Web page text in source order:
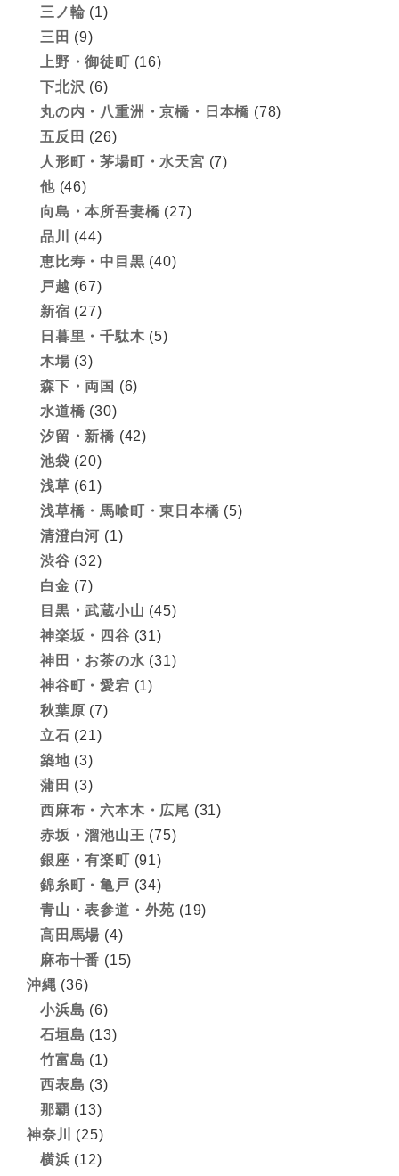
三ノ輪 (1)
三田 (9)
上野・御徒町 (16)
下北沢 (6)
丸の内・八重洲・京橋・日本橋 (78)
五反田 (26)
人形町・茅場町・水天宮 (7)
他(46)
向島・本所吾妻橋 (27)
品川
(44)
恵比寿・中目黒 (40)
戸越 (67)
新宿 (27)
日暮里・千駄木 (5)
木場 (3)
森下・両国 (6)
水道橋 (30)
汐留・新橋 (42)
池袋 (20)
浅草 (61)
浅草橋・馬喰町・東日本橋 (5)
清澄白河 (1)
渋谷 (32)
白金 (7)
目黒・武蔵小山 (45)
神楽坂・四谷 (31)
神田・お茶の水 (31)
神谷町・愛宕 (1)
秋葉原 (7)
立石 (21)
築地(3)
蒲田 (3)
西麻布・六本木・広尾 (31)
赤坂・溜池山王 (75)
銀座・有楽町 (91)
錦糸町・亀戸 (34)
青山・表参道・外苑 (19)
高田馬場 (4)
麻布十番 (15)
沖縄 (36)
小浜島 (6)
石垣島 (13)
竹富島 (1)
西表島 (3)
那覇 (13)
神奈川
(25)
横浜 (12)